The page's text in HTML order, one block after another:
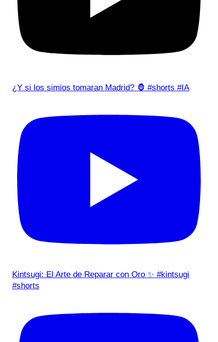
¿Y si los simios tomaran Madrid? 🦍 #shorts #IA
Kintsugi: El Arte de Reparar con Oro ✨ #kintsugi
#shorts